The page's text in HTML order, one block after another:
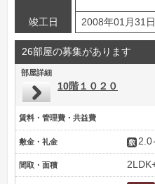
竣工日 2008年01月31日
26部屋の募集があります
部屋詳細
10階１０２０
賃料・管理費・共益費
敷金・礼金 2.0
間取・面積